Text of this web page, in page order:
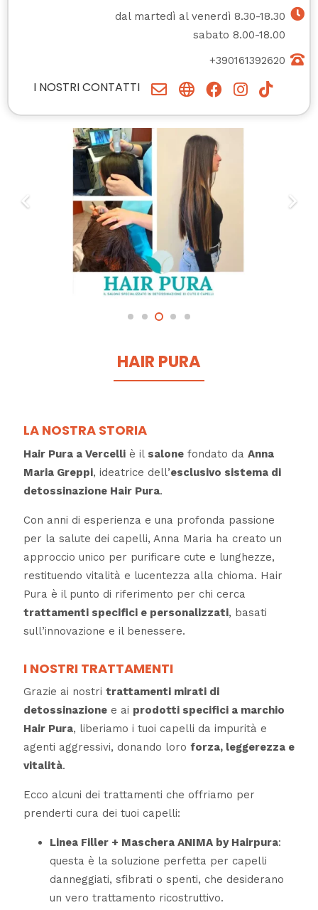
dal martedì al venerdì 8.30-18.30
sabato 8.00-18.00
+390161392620
I NOSTRI CONTATTI
HAIR PURA
LA NOSTRA STORIA
Hair Pura a Vercelliè il salonefondato da Anna
Maria Greppi, ideatrice dell’esclusivo sistema di
detossinazione Hair Pura.
Con anni di esperienza e una profonda passione
per la salute dei capelli, Anna Maria ha creato un
approccio unico per purificare cute e lunghezze,
restituendo vitalità e lucentezza alla chioma. Hair
Pura è il punto di riferimento per chi cerca
trattamenti specifici e personalizzati, basati
sull’innovazione e il benessere.
I NOSTRI TRATTAMENTI
Grazie ai nostri trattamenti mirati di
detossinazionee ai prodotti specifici a marchio
Hair Pura, liberiamo i tuoi capelli da impurità e
agenti aggressivi, donando loro forza, leggerezza e
vitalità.
Ecco alcuni dei trattamenti che offriamo per
prenderti cura dei tuoi capelli:
Linea Filler + Maschera ANIMA by Hairpura:
questa è la soluzione perfetta per capelli
danneggiati, sfibrati o spenti, che desiderano
un vero trattamento ricostruttivo.